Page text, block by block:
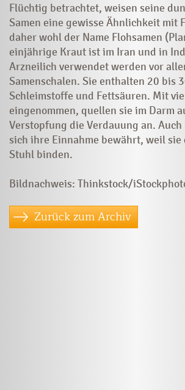
Flüchtig betrachtet, weisen seine
Samen eine gewisse Ähnlichkeit mit
daher wohl der Name Flohsamen
einjährige Kraut ist im Iran und in
Arzneilich verwendet werden vor
Samenschalen. Sie ­enthalten 20 bis
Schleimstoffe und Fettsäuren. Mit
eingenommen, quellen sie im Darm
Verstopfung die Verdauung an.
sich ihre Einnahme bewährt, weil sie
Stuhl binden.
Bildnachweis: Thinkstock/
Zurück zum Archiv